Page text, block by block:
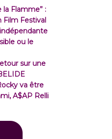
la Flamme” :
Festival
ou le
sur une
va être
A$AP Relli